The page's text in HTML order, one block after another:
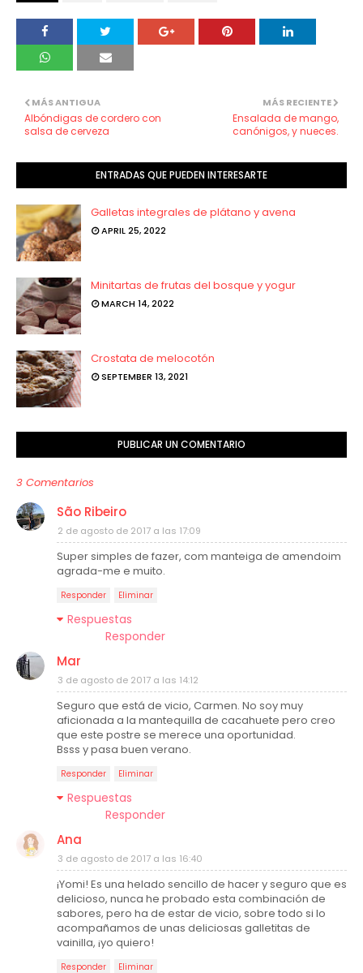
MÁS RECIENTE
Ensalada de mango,
canónigos, y nueces.
MÁS ANTIGUA
Albóndigas de cordero con
salsa de cerveza
ENTRADAS QUE PUEDEN INTERESARTE
Galletas integrales de plátano y avena
APRIL 25, 2022
Minitartas de frutas del bosque y yogur
MARCH 14, 2022
Crostata de melocotón
SEPTEMBER 13, 2021
PUBLICAR UN COMENTARIO
3 Comentarios
São Ribeiro
2 de agosto de 2017 a las 17:09
Super simples de fazer, com manteiga de amendoim
agrada-me e muito.
Responder Eliminar
Respuestas
Responder
Mar
3 de agosto de 2017 a las 14:12
Seguro que está de vicio, Carmen. No soy muy
aficionada a la mantequilla de cacahuete pero creo
que este postre se merece una oportunidad.
Bsss y pasa buen verano.
Responder Eliminar
Respuestas
Responder
Ana
3 de agosto de 2017 a las 16:40
¡Yomi! Es una helado sencillo de hacer y seguro que es
delicioso, nunca he probado esta combinación de
sabores, pero ha de estar de vicio, sobre todo si lo
acompañamos de unas deliciosas galletitas de
vainilla, ¡yo quiero!
Responder Eliminar